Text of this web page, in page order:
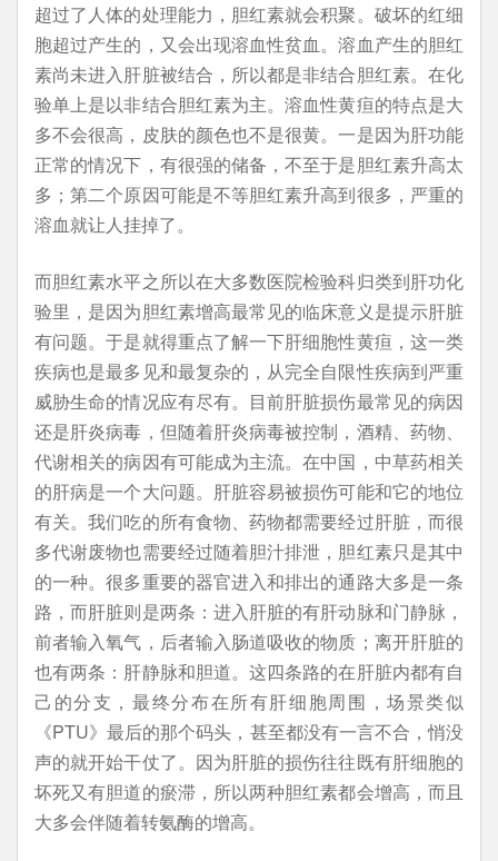
超过了人体的处理能力，胆红素就会积聚。破坏的红细
胞超过产生的，又会出现溶血性贫血。溶血产生的胆红
素尚未进入肝脏被结合，所以都是非结合胆红素。在化
验单上是以非结合胆红素为主。溶血性黄疸的特点是大
多不会很高，皮肤的颜色也不是很黄。一是因为肝功能
正常的情况下，有很强的储备，不至于是胆红素升高太
多；第二个原因可能是不等胆红素升高到很多，严重的
溶血就让人挂掉了。
而胆红素水平之所以在大多数医院检验科归类到肝功化
验里，是因为胆红素增高最常见的临床意义是提示肝脏
有问题。于是就得重点了解一下肝细胞性黄疸，这一类
疾病也是最多见和最复杂的，从完全自限性疾病到严重
威胁生命的情况应有尽有。目前肝脏损伤最常见的病因
还是肝炎病毒，但随着肝炎病毒被控制，酒精、药物、
代谢相关的病因有可能成为主流。在中国，中草药相关
的肝病是一个大问题。肝脏容易被损伤可能和它的地位
有关。我们吃的所有食物、药物都需要经过肝脏，而很
多代谢废物也需要经过随着胆汁排泄，胆红素只是其中
的一种。很多重要的器官进入和排出的通路大多是一条
路，而肝脏则是两条：进入肝脏的有肝动脉和门静脉，
前者输入氧气，后者输入肠道吸收的物质；离开肝脏的
也有两条：肝静脉和胆道。这四条路的在肝脏内都有自
己的分支，最终分布在所有肝细胞周围，场景类似
《PTU》最后的那个码头，甚至都没有一言不合，悄没
声的就开始干仗了。因为肝脏的损伤往往既有肝细胞的
坏死又有胆道的瘀滞，所以两种胆红素都会增高，而且
大多会伴随着转氨酶的增高。